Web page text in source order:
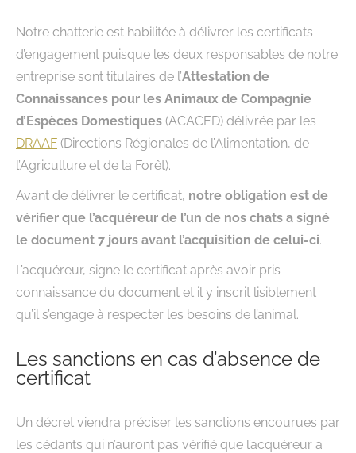
Notre chatterie est habilitée à délivrer les certificats
d’engagement puisque les deux responsables de notre
entreprise sont titulaires de l’Attestation de
Connaissances pour les Animaux de Compagnie
d’Espèces Domestiques (ACACED) délivrée par les
DRAAF (Directions Régionales de l’Alimentation, de
l’Agriculture et de la Forêt).
Avant de délivrer le certificat, notre obligation est de
vérifier que l’acquéreur de l’un de nos chats a signé
le document 7 jours avant l’acquisition de celui-ci.
L’acquéreur, signe le certificat après avoir pris
connaissance du document et il y inscrit lisiblement
qu’il s’engage à respecter les besoins de l’animal.
Les sanctions en cas d’absence de
certificat
Un décret viendra préciser les sanctions encourues par
les cédants qui n’auront pas vérifié que l’acquéreur a